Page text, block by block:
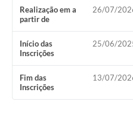
PPA
SIAFIC
Transparência
COMUS
Realização em a
partir de
26/07/
Início das
Inscrições
25/06/
Fim das
Inscrições
13/07/